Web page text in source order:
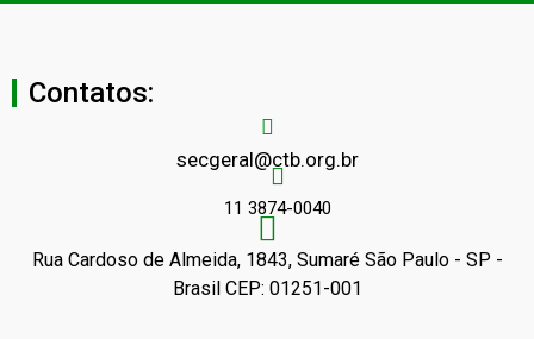
Contatos:
secgeral@ctb.org.br
11 3874-0040
Rua Cardoso de Almeida, 1843, Sumaré São Paulo - SP -
Brasil CEP: 01251-001